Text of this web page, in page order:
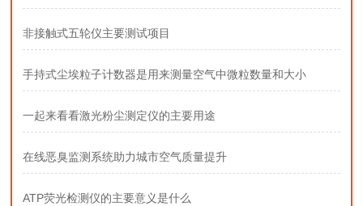
非接触式五轮仪主要测试项目
手持式尘埃粒子计数器是用来测量空气中微粒数量和大小
一起来看看激光粉尘测定仪的主要用途
在线恶臭监测系统助力城市空气质量提升
ATP荧光检测仪的主要意义是什么